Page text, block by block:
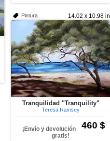
14.02 x 10.98 in
Pintura
Tranquilidad "Tranquility"
Teresa Ramsey
460 $
¡Envío y devolución
gratis!